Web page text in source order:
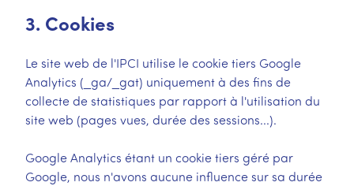
3. Cookies
Le site web de l'IPCI utilise le cookie tiers Google
Analytics (_ga/_gat) uniquement à des fins de
collecte de statistiques par rapport à l'utilisation du
site web (pages vues, durée des sessions...).
Google Analytics étant un cookie tiers géré par
Google, nous n'avons aucune influence sur sa durée